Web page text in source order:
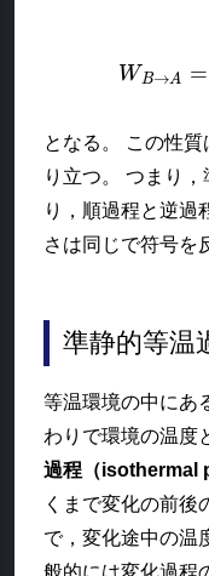
となる。 この性
り立つ。 つまり
り，順過程と逆過
さは同じで符号を
準静的等温
等温環境の中にあ
わりで環境の温度
過程（isothermal
くまで変化の前後
で，変化途中の温
般的には変化過程